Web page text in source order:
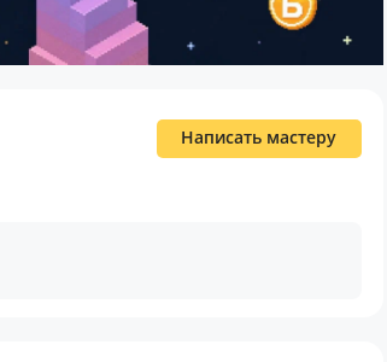
Написать мастеру